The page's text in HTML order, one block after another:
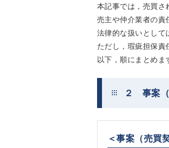
本記事では，売買さ
売主や仲介業者の責
法律的な扱いとして
ただし，瑕疵担保責
以下，順にまとめま
２ 事案（
＜事案（売買